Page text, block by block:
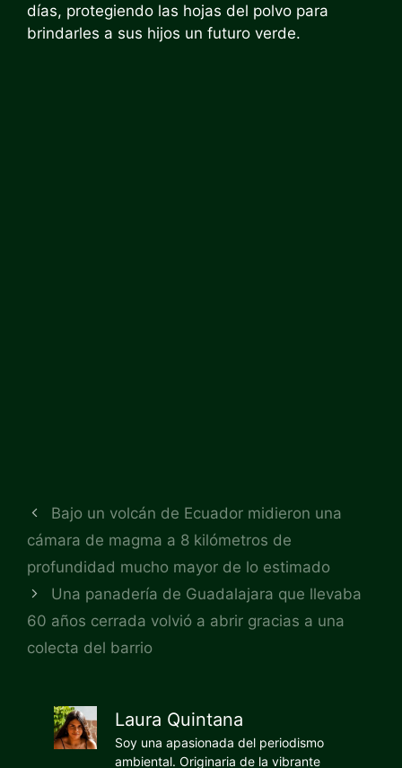
días, protegiendo las hojas del polvo para
brindarles a sus hijos un futuro verde.
Bajo un volcán de Ecuador midieron una
cámara de magma a 8 kilómetros de
profundidad mucho mayor de lo estimado
Una panadería de Guadalajara que llevaba
60 años cerrada volvió a abrir gracias a una
colecta del barrio
Laura Quintana
Soy una apasionada del periodismo
ambiental. Originaria de la vibrante